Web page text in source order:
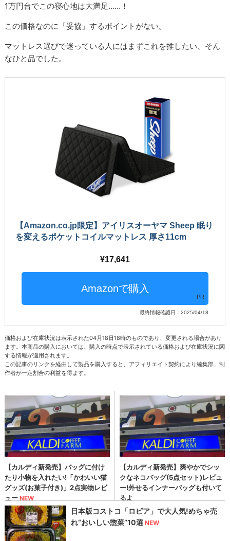
1万円台でこの寝心地は大満足……！
この価格なのに「妥協」するポイントがない。
マットレス選びで迷っている人にはまずこれを推したい、そん
なひと品でした。
【Amazon.co.jp限定】アイリスオーヤマ Sheep 眠り
を変えるポケットコイルマットレス 厚さ11cm
17,641
PR
最終情報確認日：2025/04/18
価格および在庫状況は表示された04月18日18時のものであり、変更される場合があり
ます。本商品の購入においては、購入の時点で表示されている価格および在庫状況に関
する情報が適用されます。
この記事のリンクを経由して製品を購入すると、アフィリエイト契約により編集部、制
作者が一定割合の利益を得ます。